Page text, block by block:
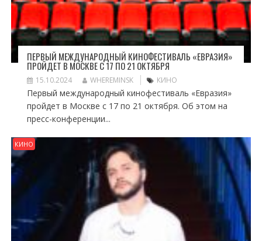
ПЕРВЫЙ МЕЖДУНАРОДНЫЙ КИНОФЕСТИВАЛЬ «ЕВРАЗИЯ»
ПРОЙДЕТ В МОСКВЕ С 17 ПО 21 ОКТЯБРЯ
15.10.2024 WHEREMINSK КИНО
Первый международный кинофестиваль «Евразия»
пройдет в Москве с 17 по 21 октября. Об этом на
пресс-конференции...
КИНО